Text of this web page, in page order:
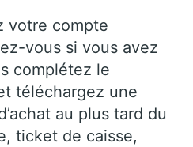
votre compte
vous si vous avez
complétez le
téléchargez une
au plus tard du
ticket de caisse,